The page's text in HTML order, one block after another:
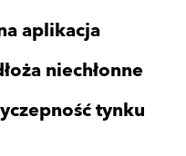
aplikacja
niechłonne
tynku